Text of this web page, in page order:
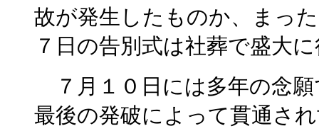
故が発生したものか、まっ
７日の告別式は社葬で盛大
７月１０日には多年の念
最後の発破によって貫通さ